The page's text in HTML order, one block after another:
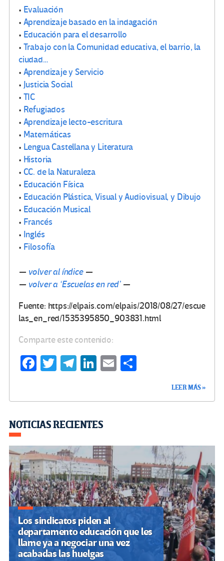
• Evaluación
• Aprendizaje basado en la indagación
• Educación para el desarrollo
• Trabajo con la Comunidad educativa, el barrio, la
ciudad…
• Aprendizaje y Servicio
• Justicia Social
• TIC
• Refugiados
• Aprendizaje lecto-escritura
• Matemáticas
• Lengua Castellana y Literatura
• Historia
• CC. de la Naturaleza
• Educación Física
• Educación Plástica, Visual y Audiovisual, y Dibujo
• Educación Musical
• Francés
• Inglés
• Filosofía
— volver al índice—
— volver a ‘Escuelas en red’—
Fuente: https://elpais.com/elpais/2018/08/27/escue
las_en_red/1535395850_903831.html
Comparte este contenido:
Fa
o
k
T
Te
m
Li
n
E
tir
LEER MÁS »
NOTICIAS RECIENTES
Los sindicatos piden al
departamento educación que les
llame ya a negociar una vez
acabadas las huelgas